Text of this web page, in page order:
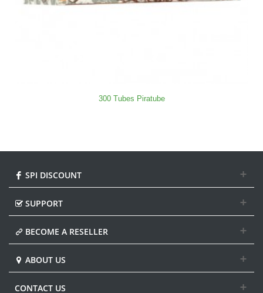
300 Tubes Piratube
SPI DISCOUNT
SUPPORT
BECOME A RESELLER
ABOUT US
CONTACT US